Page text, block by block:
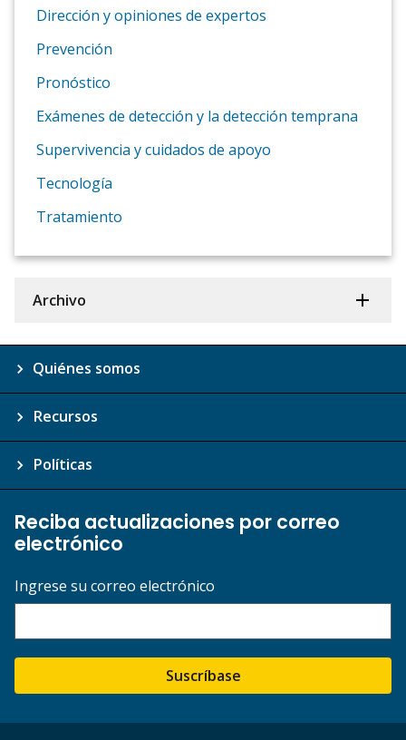
Dirección y opiniones de expertos
Prevención
Pronóstico
Exámenes de detección y la detección temprana
Supervivencia y cuidados de apoyo
Tecnología
Tratamiento
Archivo
Quiénes somos
Recursos
Políticas
Reciba actualizaciones por correo
electrónico
Ingrese su correo electrónico
Suscríbase